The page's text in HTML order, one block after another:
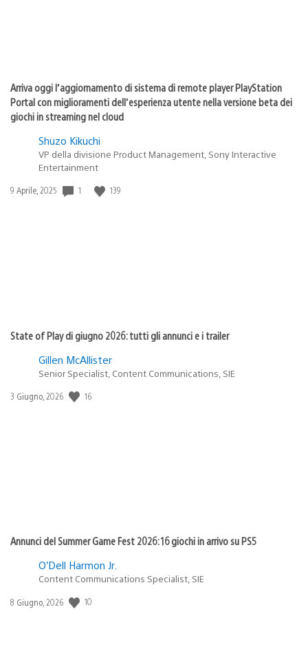
Arriva oggi l’aggiornamento di sistema di remote player PlayStation
Portal con miglioramenti dell’esperienza utente nella versione beta dei
giochi in streaming nel cloud
Shuzo Kikuchi
VP della divisione Product Management, Sony Interactive
Entertainment
Data
9 Aprile, 2025 1 139
State of Play di giugno 2026: tutti gli annunci e i trailer
Gillen McAllister
Senior Specialist, Content Communications, SIE
Data
3 Giugno, 2026 16
Annunci del Summer Game Fest 2026: 16 giochi in arrivo su PS5
O’Dell Harmon Jr.
Content Communications Specialist, SIE
Data
8 Giugno, 2026 10